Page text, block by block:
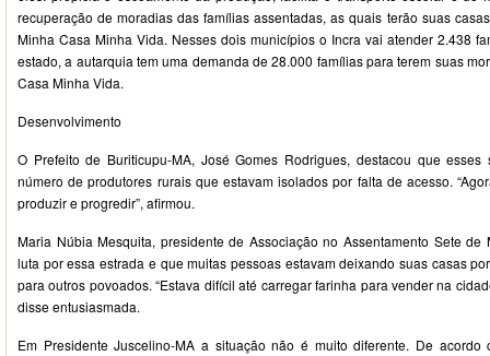
recuperação de moradias das famílias assentadas, as quais terão suas
Minha Casa Minha Vida. Nesses dois municípios o Incra vai atender 2.438
estado, a autarquia tem uma demanda de 28.000 famílias para terem suas
Casa Minha Vida.
Desenvolvimento
O Prefeito de Buriticupu-MA, José Gomes Rodrigues, destacou que
número de produtores rurais que estavam isolados por falta de acesso.
produzir e progredir”, afirmou.
Maria Núbia Mesquita, presidente de Associação no Assentamento Sete de
luta por essa estrada e que muitas pessoas estavam deixando suas casas
para outros povoados. “Estava difícil até carregar farinha para vender na
disse entusiasmada.
Em Presidente Juscelino-MA a situação não é muito diferente. De